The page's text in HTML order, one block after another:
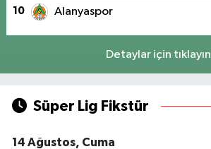
10 Alanyaspor
Detaylar için tıklayın
Süper Lig Fikstür
14 Ağustos, Cuma